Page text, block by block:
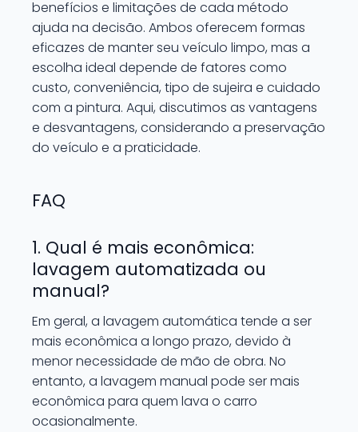
benefícios e limitações de cada método
ajuda na decisão. Ambos oferecem formas
eficazes de manter seu veículo limpo, mas a
escolha ideal depende de fatores como
custo, conveniência, tipo de sujeira e cuidado
com a pintura. Aqui, discutimos as vantagens
e desvantagens, considerando a preservação
do veículo e a praticidade.
FAQ
1. Qual é mais econômica:
lavagem automatizada ou
manual?
Em geral, a lavagem automática tende a ser
mais econômica a longo prazo, devido à
menor necessidade de mão de obra. No
entanto, a lavagem manual pode ser mais
econômica para quem lava o carro
ocasionalmente.